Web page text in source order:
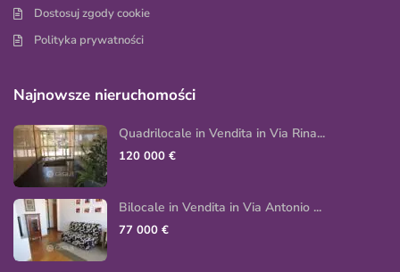
Dostosuj zgody cookie
Polityka prywatności
Najnowsze nieruchomości
Quadrilocale in Vendita in Via Rina...
120 000 €
Bilocale in Vendita in Via Antonio ...
77 000 €